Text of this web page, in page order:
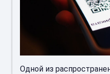
Одной из